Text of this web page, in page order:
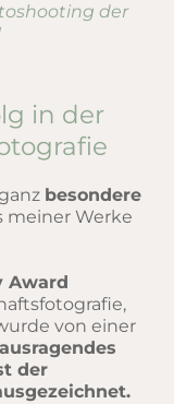
der
in der
besondere
meiner Werke
Award
von einer
der